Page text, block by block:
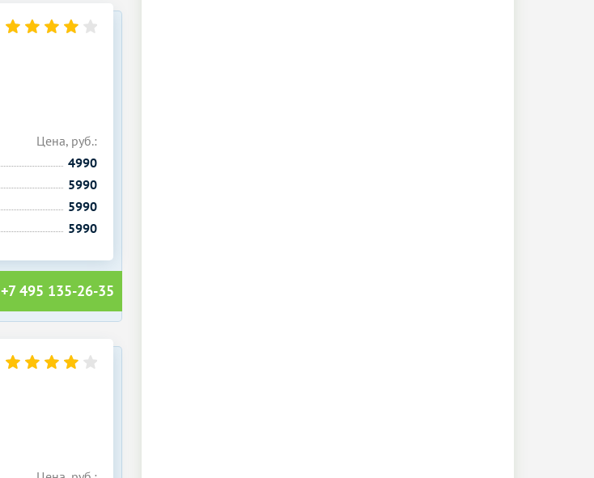
Цена, руб.:
4990
5990
5990
5990
+7 495 135-26-35